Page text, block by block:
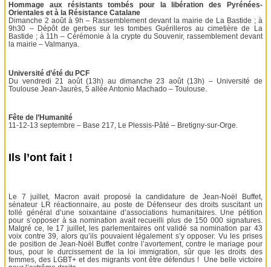
Hommage aux résistants tombés pour la libération des Pyrénées-
Orientales et à la Résistance Catalane
Dimanche 2 août à 9h – Rassemblement devant la mairie de La Bastide ; à
9h30 – Dépôt de gerbes sur les tombes Guérilleros au cimetière de La
Bastide ; à 11h – Cérémonie à la crypte du Souvenir, rassemblement devant
la mairie – Valmanya.
Université d’été du PCF
Du vendredi 21 août (13h) au dimanche 23 août (13h) – Université de
Toulouse Jean-Jaurès, 5 allée Antonio Machado – Toulouse.
Fête de l’Humanité
11-12-13 septembre – Base 217, Le Plessis-Pâté – Bretigny-sur-Orge.
Ils l’ont fait !
Le 7 juillet, Macron avait proposé la candidature de Jean-Noël Buffet,
sénateur LR réactionnaire, au poste de Défenseur des droits suscitant un
tollé général d’une soixantaine d’associations humanitaires. Une pétition
pour s’opposer à sa nomination avait recueilli plus de 150 000 signatures.
Malgré ce, le 17 juillet, les parlementaires ont validé sa nomination par 43
voix contre 39, alors qu’ils pouvaient légalement s’y opposer. Vu les prises
de position de Jean-Noël Buffet contre l’avortement, contre le mariage pour
tous, pour le durcissement de la loi immigration, sûr que les droits des
femmes, des LGBT+ et des migrants vont être défendus ! Une belle victoire